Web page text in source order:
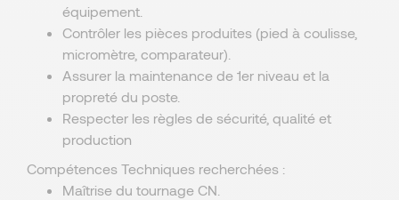
équipement.
Contrôler les pièces produites (pied à coulisse,
micromètre, comparateur).
Assurer la maintenance de 1er niveau et la
propreté du poste.
Respecter les règles de sécurité, qualité et
production
Compétences Techniques recherchées :
Maîtrise du tournage CN.